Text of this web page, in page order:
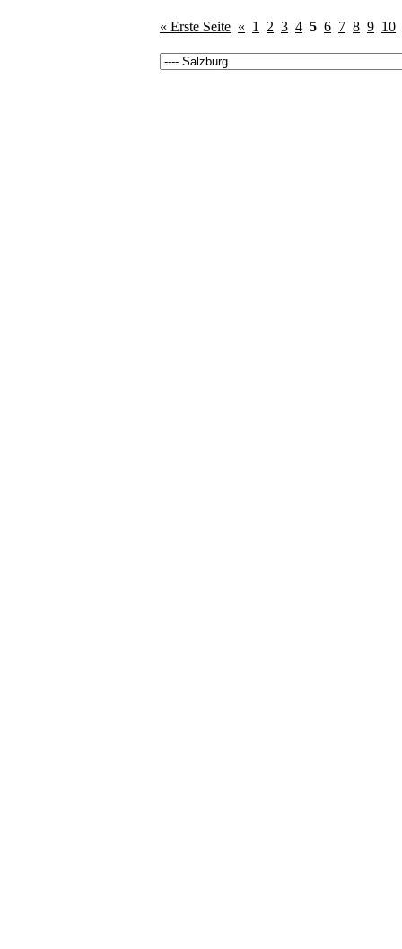
« Erste Seite « 1 2 3 4 5 6 7 8 9 10